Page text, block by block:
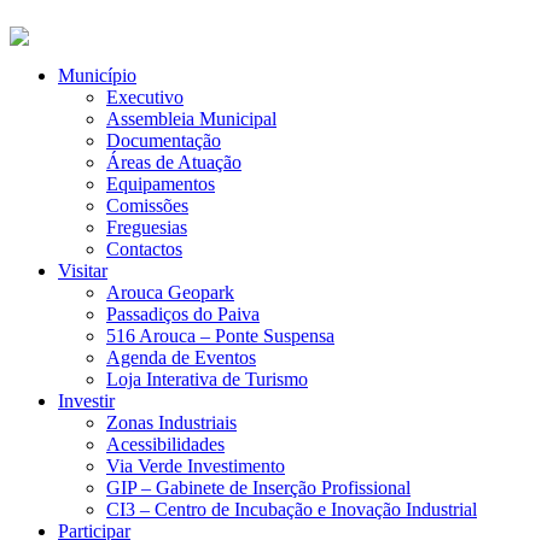
Município
Executivo
Assembleia Municipal
Documentação
Áreas de Atuação
Equipamentos
Comissões
Freguesias
Contactos
Visitar
Arouca Geopark
Passadiços do Paiva
516 Arouca – Ponte Suspensa
Agenda de Eventos
Loja Interativa de Turismo
Investir
Zonas Industriais
Acessibilidades
Via Verde Investimento
GIP – Gabinete de Inserção Profissional
CI3 – Centro de Incubação e Inovação Industrial
Participar